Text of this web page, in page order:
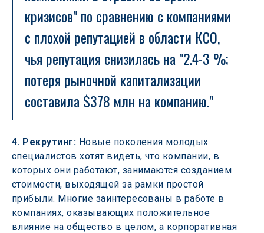
кризисов" по сравнению с компаниями
с плохой репутацией в области КСО,
чья репутация снизилась на "2.4-3 %;
потеря рыночной капитализации
составила $378 млн на компанию."
4. Рекрутинг: Новые поколения молодых
специалистов хотят видеть, что компании, в
которых они работают, занимаются созданием
стоимости, выходящей за рамки простой
прибыли. Многие заинтересованы в работе в
компаниях, оказывающих положительное
влияние на общество в целом, а корпоративная